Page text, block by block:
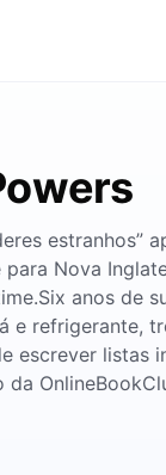
estranhos”
para Nova
anos de
e refrigerante,
escrever
da